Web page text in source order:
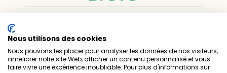
LILLE ARRAS DUNKERQUE
SAINT-BRIEUC
LAVAL LUXEMBOURG
Nous utilisons des cookies
Nous pouvons les placer pour analyser les données de nos visiteurs,
améliorer notre site Web, afficher un contenu personnalisé et vous
faire vivre une expérience inoubliable. Pour plus d'informations sur